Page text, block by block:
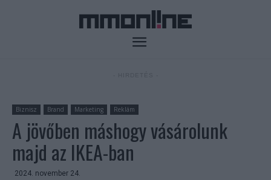
Biznisz Brand Marketing Reklám
A jövőben máshogy vásárolunk
majd az IKEA-ban
2024. november 24.